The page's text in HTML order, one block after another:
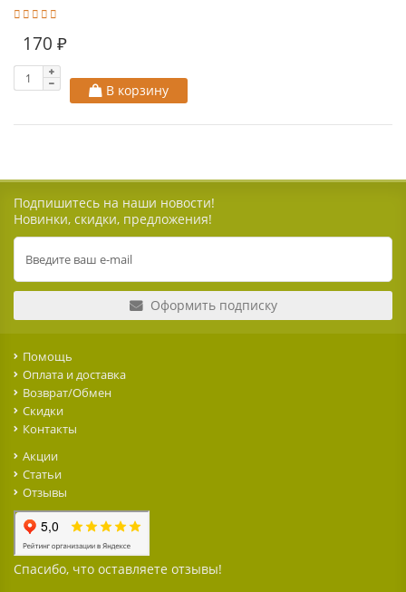
170 ₽
В корзину
Подпишитесь на наши новости!
Новинки, скидки, предложения!
Оформить подписку
Помощь
Оплата и доставка
Возврат/Обмен
Скидки
Контакты
Акции
Статьи
Отзывы
Спасибо, что оставляете отзывы!